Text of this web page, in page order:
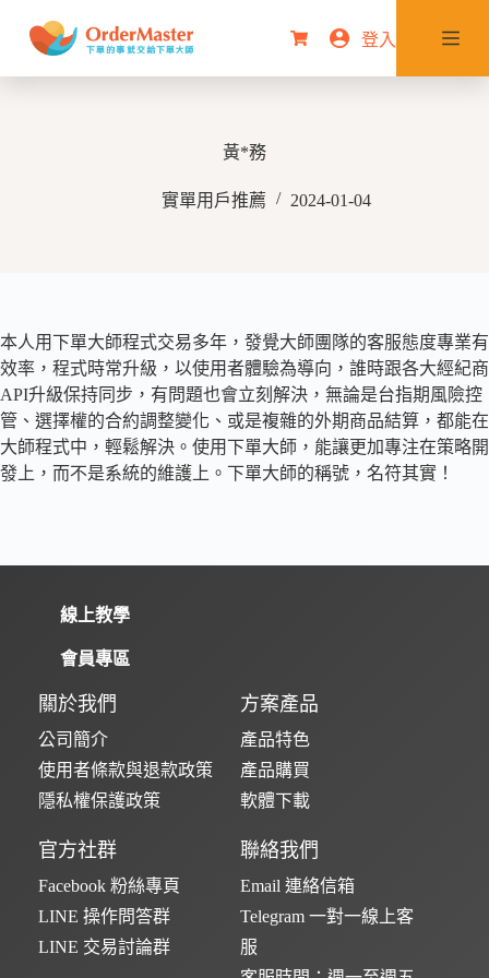
跳
至
主
購
物
登入
黃*務
實單用戶推薦 2024-01-04
本人用下單大師程式交易多年，發覺大師團隊的客服態度專業有
效率，程式時常升級，以使用者體驗為導向，誰時跟各大經紀商
API升級保持同步，有問題也會立刻解決，無論是台指期風險控
管、選擇權的合約調整變化、或是複雜的外期商品結算，都能在
大師程式中，輕鬆解決。使用下單大師，能讓更加專注在策略開
發上，而不是系統的維護上。下單大師的稱號，名符其實！
線上教學
會員專區
關於我們
公司簡介
使用者條款與退款政策
隱私權保護政策
方案產品
產品特色
產品購買
軟體下載
官方社群
Facebook 粉絲專頁
LINE 操作問答群
LINE 交易討論群
聯絡我們
Email 連絡信箱
Telegram 一對一線上客
服